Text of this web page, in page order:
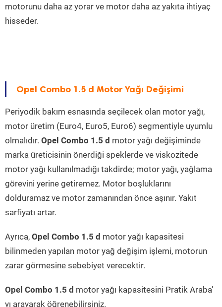
motorunu daha az yorar ve motor daha az yakıta ihtiyaç
hisseder.
Opel Combo 1.5 d Motor Yağı Değişimi
Periyodik bakım esnasında seçilecek olan motor yağı,
motor üretim (Euro4, Euro5, Euro6) segmentiyle uyumlu
olmalıdır. Opel Combo 1.5 d motor yağı değişiminde
marka üreticisinin önerdiği speklerde ve viskozitede
motor yağı kullanılmadığı takdirde; motor yağı, yağlama
görevini yerine getiremez. Motor boşluklarını
dolduramaz ve motor zamanından önce aşınır. Yakıt
sarfiyatı artar.
Ayrıca, Opel Combo 1.5 d motor yağı kapasitesi
bilinmeden yapılan motor yağ değişim işlemi, motorun
zarar görmesine sebebiyet verecektir.
Opel Combo 1.5 d motor yağı kapasitesini Pratik Araba’
yı arayarak öğrenebilirsiniz.